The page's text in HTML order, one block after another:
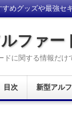
めグッズや最強セ
ファー
ドに関する情報だ
目次 新型アル